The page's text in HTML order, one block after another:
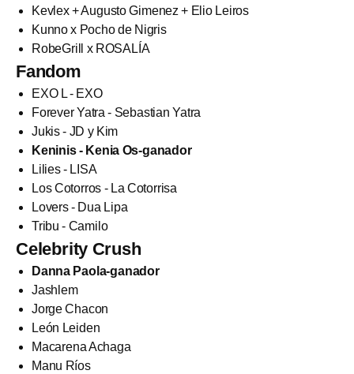
Kevlex + Augusto Gimenez + Elio Leiros
Kunno x Pocho de Nigris
RobeGrill x ROSALÍA
Fandom
EXO L - EXO
Forever Yatra - Sebastian Yatra
Jukis - JD y Kim
Keninis - Kenia Os-ganador
Lilies - LISA
Los Cotorros - La Cotorrisa
Lovers - Dua Lipa
Tribu - Camilo
Celebrity Crush
Danna Paola-ganador
Jashlem
Jorge Chacon
León Leiden
Macarena Achaga
Manu Ríos